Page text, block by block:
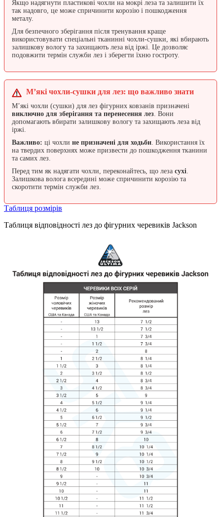
Якщо надягнути пластикові чохли на мокрі леза та залишити їх
так надовго, це може спричинити корозію і пошкодження
металу.
Для безпечного зберігання після тренування краще
використовувати спеціальні тканинні чохли-сушки, які вбирають
залишкову вологу та захищають леза від іржі. Це дозволяє
подовжити термін служби лез і зберегти їхню гостроту.
М’які чохли-сушки для лез: що важливо знати
М’які чохли (сушки) для лез фігурних ковзанів призначені
виключно для зберігання та перенесення лез . Вони
допомагають вбирати залишкову вологу та захищають леза від
іржі.
Важливо: ці чохли не призначені для ходьби . Використання їх
на твердих поверхнях може призвести до пошкодження тканини
та самих лез.
Перед тим як надягати чохли, переконайтесь, що леза сухі
Залишкова волога всередині може спричинити корозію та
скоротити термін служби лез.
Таблиця розмірів
Таблиця відповідності лез до фігурних черевиків Jackson